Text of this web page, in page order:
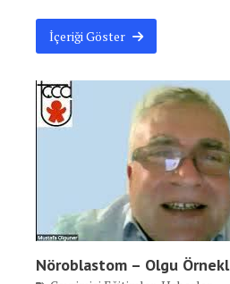
İçeriği Göster
Nöroblastom – Olgu